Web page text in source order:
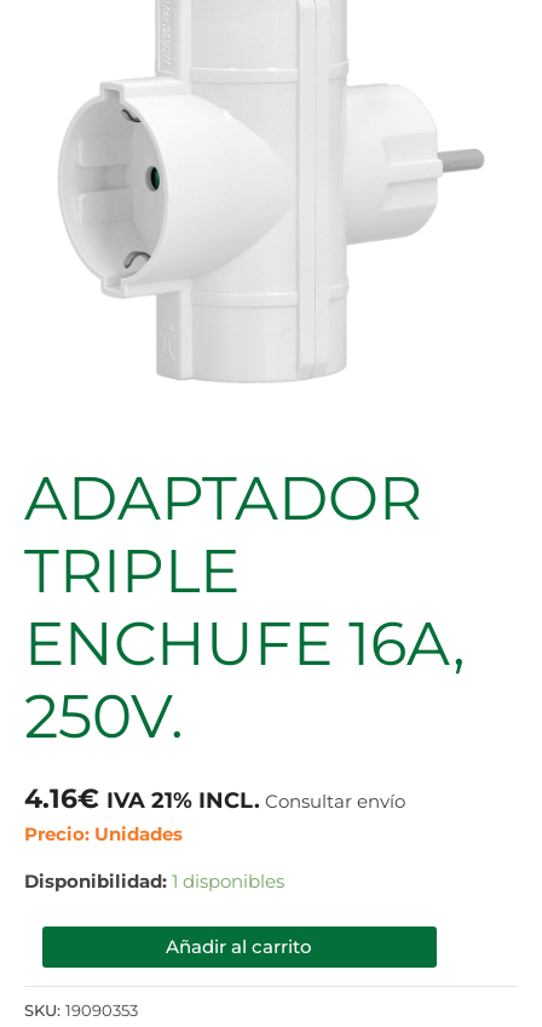
ADAPTADOR
TRIPLE
ENCHUFE 16A,
250V.
4.16€ IVA 21% INCL. Consultar envío
Precio: Unidades
Disponibilidad: 1 disponibles
cantidad
Añadir al carrito
SKU: 19090353